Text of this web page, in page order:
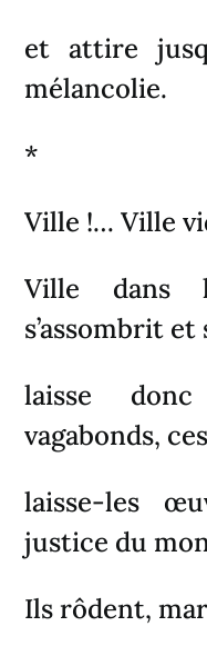
et attire
mélancolie.
*
Ville !… Ville
Ville
s’assombrit et
laisse
vagabonds,
laisse-les
justice du
Ils rôdent,